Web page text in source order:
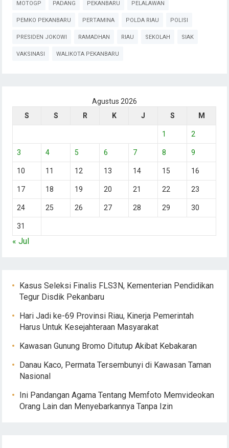
MOTOGP PADANG PEKANBARU PELALAWAN
PEMKO PEKANBARU PERTAMINA POLDA RIAU POLISI
PRESIDEN JOKOWI RAMADHAN RIAU SEKOLAH SIAK
VAKSINASI WALIKOTA PEKANBARU
Agustus 2026
S
S R K J S M
1 2
3 4 5 6 7 8 9
10 11 12 13 14 15 16
17 18 19 20 21 22 23
24 25 26 27 28 29 30
31
« Jul
Kasus Seleksi Finalis FLS3N, Kementerian Pendidikan
Tegur Disdik Pekanbaru
Hari Jadi ke-69 Provinsi Riau, Kinerja Pemerintah
Harus Untuk Kesejahteraan Masyarakat
Kawasan Gunung Bromo Ditutup Akibat Kebakaran
Danau Kaco, Permata Tersembunyi di Kawasan Taman
Nasional
Ini Pandangan Agama Tentang Memfoto Memvideokan
Orang Lain dan Menyebarkannya Tanpa Izin